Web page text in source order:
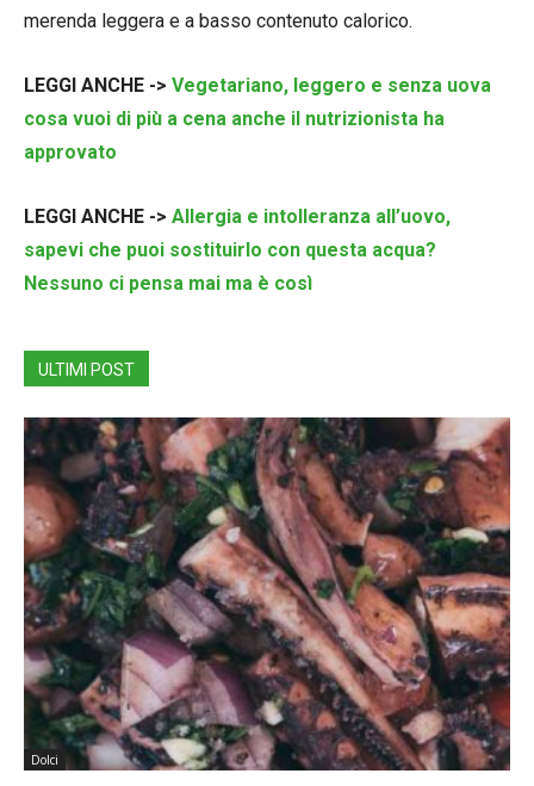
merenda leggera e a basso contenuto calorico.
LEGGI ANCHE -> Vegetariano, leggero e senza uova
cosa vuoi di più a cena anche il nutrizionista ha
approvato
LEGGI ANCHE -> Allergia e intolleranza all’uovo,
sapevi che puoi sostituirlo con questa acqua?
Nessuno ci pensa mai ma è così
ULTIMI POST
Dolci